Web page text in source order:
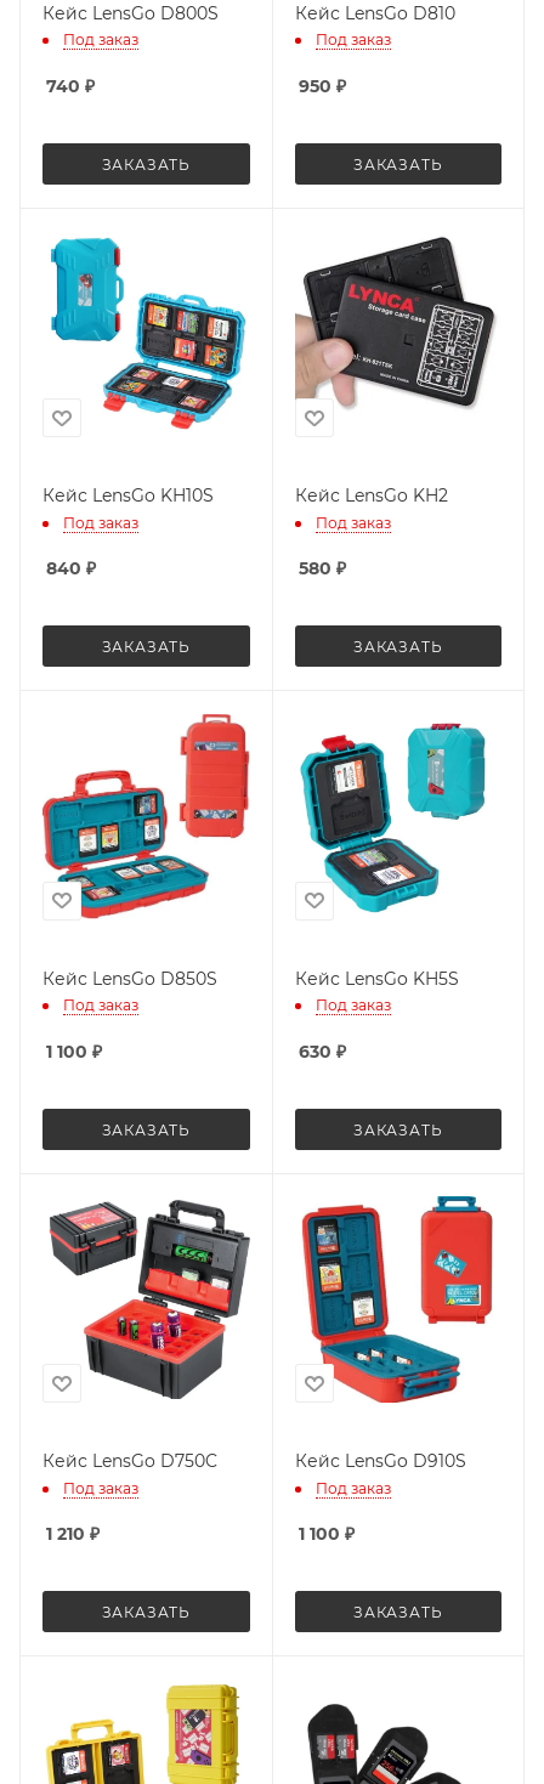
Кейс LensGo D800S
Под заказ
740 ₽
ЗАКАЗАТЬ
Кейс LensGo D810
Под заказ
950 ₽
ЗАКАЗАТЬ
Кейс LensGo KH10S
Под заказ
840 ₽
ЗАКАЗАТЬ
Кейс LensGo KH2
Под заказ
580 ₽
ЗАКАЗАТЬ
Кейс LensGo D850S
Под заказ
1 100 ₽
ЗАКАЗАТЬ
Кейс LensGo KH5S
Под заказ
630 ₽
ЗАКАЗАТЬ
Кейс LensGo D750C
Под заказ
1 210 ₽
ЗАКАЗАТЬ
Кейс LensGo D910S
Под заказ
1 100 ₽
ЗАКАЗАТЬ